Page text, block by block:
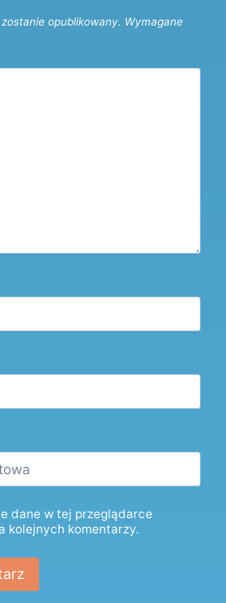
opublikowany. Wymagane
dane w tej przeglądarce
kolejnych komentarzy.